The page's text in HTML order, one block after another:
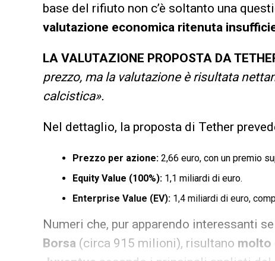
base del rifiuto non c’è soltanto una
valutazione economica ritenuta
LA VALUTAZIONE PROPOSTA DA
prezzo, ma la valutazione è risultata
calcistica».
Nel dettaglio, la proposta di Tether
Prezzo per azione: 2,66 euro, con un premio
Equity Value (100%): 1,1 miliardi di euro.
Enterprise Value (EV): 1,4 miliardi di euro,
Numeri che, pur apparendo interessanti
Borsa (circa 915 milioni), risultano molto